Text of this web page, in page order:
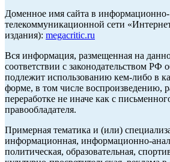
Доменное имя сайта в информационно-
телекоммуникационной сети
издания): megacritic.ru
Вся информация, размещенная на
соответствии с законодательством РФ
подлежит использованию кем-либо в
форме, в том числе воспроизведению,
переработке не иначе как с
правообладателя.
Примерная тематика и (или)
информационная, информационно-
политическая, образовательная,